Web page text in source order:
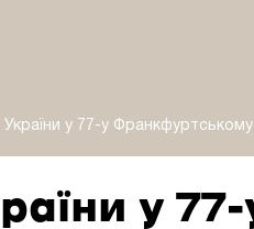
України у 77-у
у